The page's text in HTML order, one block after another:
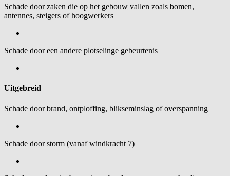
Schade door zaken die op het gebouw vallen zoals bomen,
antennes, steigers of hoogwerkers
Schade door een andere plotselinge gebeurtenis
Uitgebreid
Schade door brand, ontploffing, blikseminslag of overspanning
Schade door storm (vanaf windkracht 7)